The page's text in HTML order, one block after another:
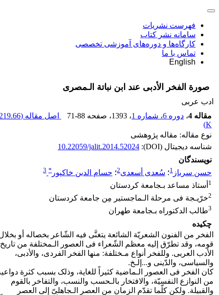
فهرست نشریات
سامانه نشر کتاب
کارگاه‌ها و دوره‌های آموزشی تخصصی
تماس با ما
English
صورة الفخر الأدبی عند ابن ‌نباتة الـمصری
ادب عربی
مقاله 4
، دوره 6، شماره 1 ، 1393 ، صفحه 71-88 اصل مقاله (
K
)
نوع مقاله: مقاله پژوهشی
شناسه دیجیتال (DOI):
10.22059/jalit.2014.52024
نویسندگان
حسن سرباز 1؛ سُعدى أسعدی2؛ حسام الدین خاکپور *
3
1 أستاذ مساعد بـجامعة کردستان
2خرّیـجة فی مرحلة الـماجستیر مِن جامعة کردستان
3طالب الدکتوراه بـجامعة طهران
چکیده
الفخر من الفنون الشعریّة الشائعة یتغنَّی فیه الشّاعر بخصاله أو
قومه، وقد تطرّق إلیه معظم الشّعراء فی العصور الـمختلفة من تاریخ
الأدب العربی. وللفخر أنواع مـختلفة: منها الفخر الفردی، والأدبی،
والسیاسی، والدّینی و...إلـخ.
کان الفخر فی العصور الـماضیة کثیراً للغایة، وذلک بسبب کثرة
من النوازع النفسیّة، والافتخار بالـحسب والنسب، والتفاخر بالقوم
والقبیلة. ولکن کلّما تقدّم الزمان من العصر الـجاهلیّ إلی العصر